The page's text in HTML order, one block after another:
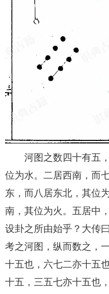
河图之数四十有五，
位为水。二居西南，而
东，而八居东北，其位
南，其位为火。五居中
设卦之所由始乎？大传
考之河图，纵而数之，
十五也，六七二亦十五
十五，三五七亦十五也